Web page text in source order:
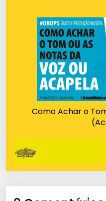
Como Achar o